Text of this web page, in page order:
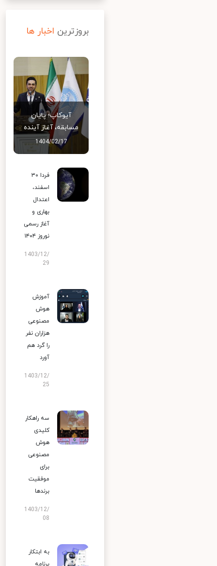
بروزترین اخبار ها
آیوکاپ؛ پایان
مسابقه، آغاز آینده
1404/02/17
فردا ۳۰
اسفند،
اعتدال
بهاری و
آغاز رسمی
نوروز ۱۴۰۴
1403/12/
29
آموزش
هوش
مصنوعی
هزاران نفر
را گرد هم
آورد
1403/12/
25
سه راهکار
کلیدی
هوش
مصنوعی
برای
موفقیت
برندها
1403/12/
08
به ابتکار
برنامه